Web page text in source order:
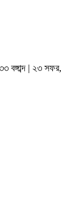
বঙ্গাব্দ | ২৩ সফর,